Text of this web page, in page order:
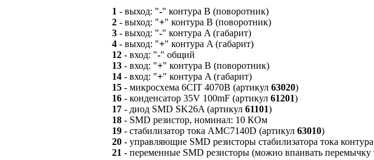
1 - выход: "-" контура B (поворотник)
2 - выход: "+" контура B (поворотник)
3 - выход: "-" контура A (габарит)
4 - выход: "+" контура A (габарит)
12 - вход: "-" общий
13 - вход: "+" контура B (поворотник)
14 - вход: "+" контура A (габарит)
15 - микросхема 6CIT 4070B (артикул 63020)
16 - конденсатор 35V 100mF (артикул 61201)
17 - диод SMD SK26A (артикул 61101)
18 - SMD резистор, номинал: 10 КОм
19 - стабилизатор тока AMC7140D (артикул 63010)
20 - управляющие SMD резисторы стабилизатора тока
21 - переменные SMD резисторы (можно впаивать перемычку